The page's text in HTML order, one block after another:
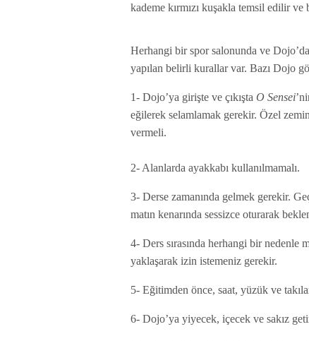
kademe kırmızı kuşakla temsil edilir
Herhangi bir spor salonunda ve
yapılan belirli kurallar var. Bazı Dojo
1- Dojo’ya girişte ve çıkıştaO Sensei
eğilerek selamlamak gerekir. Özel
vermeli.
2- Alanlarda ayakkabı kullanılmamalı.
3- Derse zamanında gelmek gerekir.
matın kenarında sessizce oturarak
4- Ders sırasında herhangi bir nedenle
yaklaşarak izin istemeniz gerekir.
5- Eğitimden önce, saat, yüzük ve
6- Dojo’ya yiyecek, içecek ve sakız